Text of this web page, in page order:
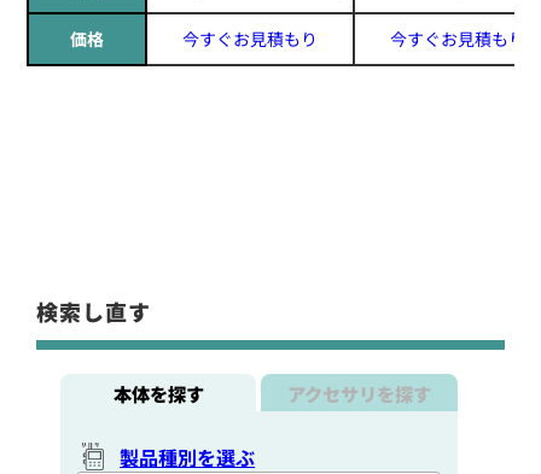
価格 今すぐお見積もり 今すぐお見積もり
検索し直す
本体を探す アクセサリを探す
製品種別を選ぶ